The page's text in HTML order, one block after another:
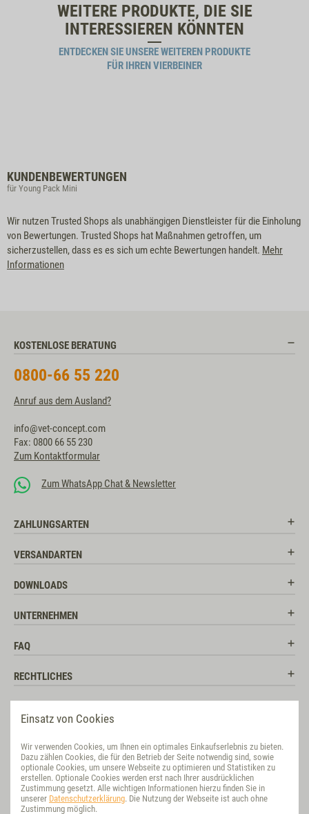
Einsatz von Cookies
Wir verwenden Cookies, um Ihnen ein optimales Einkaufserlebnis zu bieten.
Dazu zählen Cookies, die für den Betrieb der Seite notwendig sind, sowie
optionale Cookies, um unsere Webseite zu optimieren und Statistiken zu
erstellen. Optionale Cookies werden erst nach Ihrer ausdrücklichen
Zustimmung gesetzt. Alle wichtigen Informationen hierzu finden Sie in
unserer Datenschutzerklärung. Die Nutzung der Webseite ist auch ohne
Zustimmung möglich.
WEITERE PRODUKTE, DIE SIE
INTERESSIEREN KÖNNTEN
ENTDECKEN SIE UNSERE WEITEREN PRODUKTE
FÜR IHREN VIERBEINER
KUNDENBEWERTUNGEN
für Young Pack Mini
Wir nutzen Trusted Shops als unabhängigen Dienstleister für die Einholung
von Bewertungen. Trusted Shops hat Maßnahmen getroffen, um
sicherzustellen, dass es es sich um echte Bewertungen handelt. Mehr
Informationen
KOSTENLOSE BERATUNG
0800-66 55 220
Anruf aus dem Ausland?
info@vet-concept.com
Fax: 0800 66 55 230
Zum Kontaktformular
Zum WhatsApp Chat & Newsletter
ZAHLUNGSARTEN
VERSANDARTEN
DOWNLOADS
UNTERNEHMEN
FAQ
RECHTLICHES
BEWERTUNG
VET-CONCEPT INTERNATIONAL